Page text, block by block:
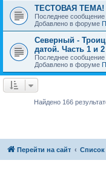
ТЕСТОВАЯ ТЕМА!
Последнее сообщение
Добавлено в форуме
Северный -
датой. Часть 1 и 2
Последнее сообщение
Добавлено в форуме
Найдено 166
Перейти на сайт